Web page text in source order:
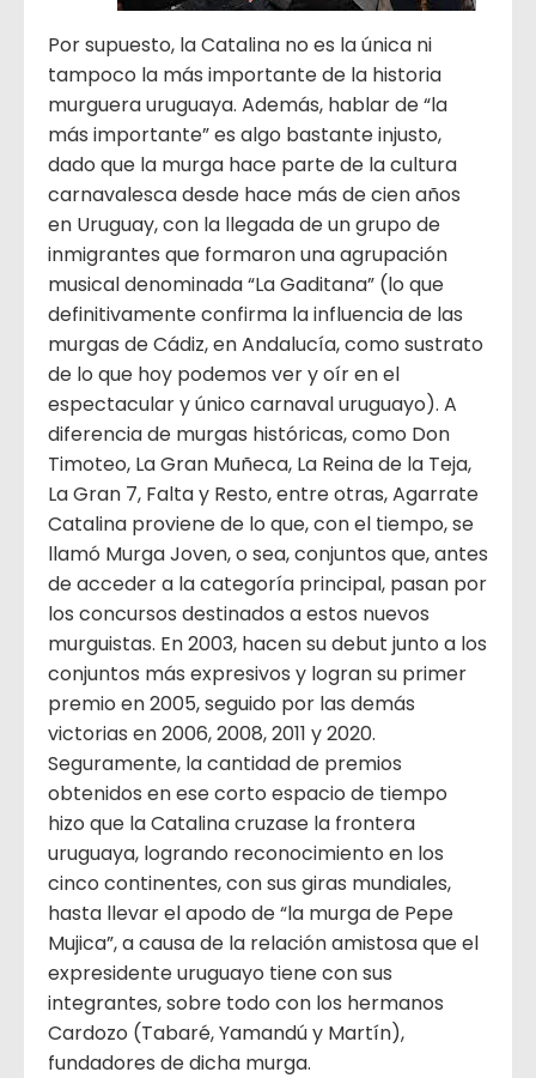
Por supuesto, la Catalina no es la única ni
tampoco la más importante de la historia
murguera uruguaya. Además, hablar de “la
más importante” es algo bastante injusto,
dado que la murga hace parte de la cultura
carnavalesca desde hace más de cien años
en Uruguay, con la llegada de un grupo de
inmigrantes que formaron una agrupación
musical denominada “La Gaditana” (lo que
definitivamente confirma la influencia de las
murgas de Cádiz, en Andalucía, como sustrato
de lo que hoy podemos ver y oír en el
espectacular y único carnaval uruguayo). A
diferencia de murgas históricas, como Don
Timoteo, La Gran Muñeca, La Reina de la Teja,
La Gran 7, Falta y Resto, entre otras, Agarrate
Catalina proviene de lo que, con el tiempo, se
llamó Murga Joven, o sea, conjuntos que, antes
de acceder a la categoría principal, pasan por
los concursos destinados a estos nuevos
murguistas. En 2003, hacen su debut junto a los
conjuntos más expresivos y logran su primer
premio en 2005, seguido por las demás
victorias en 2006, 2008, 2011 y 2020.
Seguramente, la cantidad de premios
obtenidos en ese corto espacio de tiempo
hizo que la Catalina cruzase la frontera
uruguaya, logrando reconocimiento en los
cinco continentes, con sus giras mundiales,
hasta llevar el apodo de “la murga de Pepe
Mujica”, a causa de la relación amistosa que el
expresidente uruguayo tiene con sus
integrantes, sobre todo con los hermanos
Cardozo (Tabaré, Yamandú y Martín),
fundadores de dicha murga.